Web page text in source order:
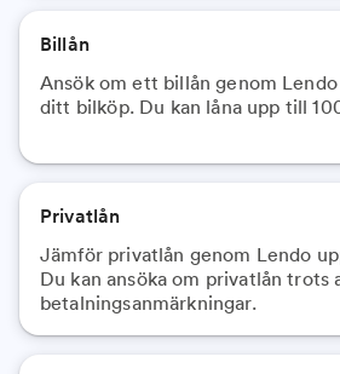
Billån
Ansök om ett billån genom
ditt bilköp. Du kan låna upp till
Privatlån
Jämför privatlån genom Lendo
Du kan ansöka om privatlån trots
betalningsanmärkningar.